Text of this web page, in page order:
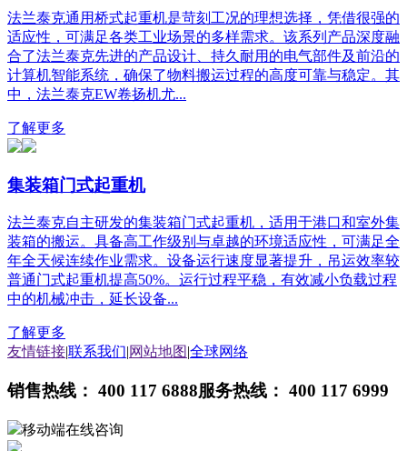
法兰泰克通用桥式起重机是苛刻工况的理想选择，凭借很强的
适应性，可满足各类工业场景的多样需求。该系列产品深度融
合了法兰泰克先进的产品设计、持久耐用的电气部件及前沿的
计算机智能系统，确保了物料搬运过程的高度可靠与稳定。其
中，法兰泰克EW卷扬机尤...
了解更多
集装箱门式起重机
法兰泰克自主研发的集装箱门式起重机，适用于港口和室外集
装箱的搬运。具备高工作级别与卓越的环境适应性，可满足全
年全天候连续作业需求。设备运行速度显著提升，吊运效率较
普通门式起重机提高50%。运行过程平稳，有效减小负载过程
中的机械冲击，延长设备...
了解更多
友情链接联系我们 网站地图 全球网络
销售热线： 400 117 6888服务热线： 400 117 6999
移动端在线咨询